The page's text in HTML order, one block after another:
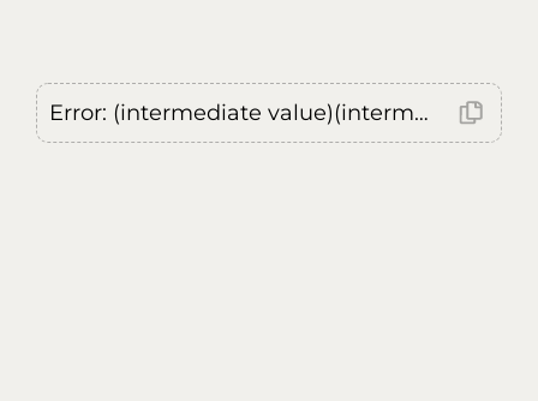
Error: (intermediate value)(intermediate value)(intermediate value).replaceAll is not a function